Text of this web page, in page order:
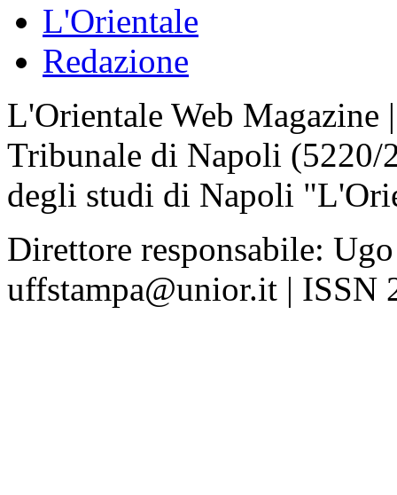
L'Orientale
Redazione
L'Orientale Web Magazine
Tribunale di Napoli
degli studi di Napoli
Direttore responsabile:
uffstampa@unior.it | ISSN